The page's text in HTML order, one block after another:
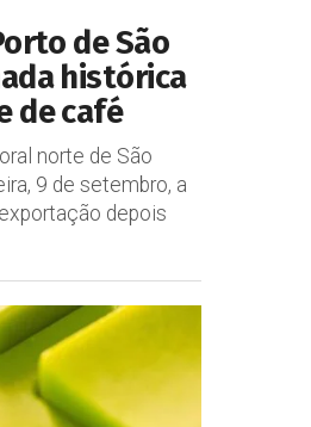
de São
histórica
de café
norte de São
9 de setembro, a
depois